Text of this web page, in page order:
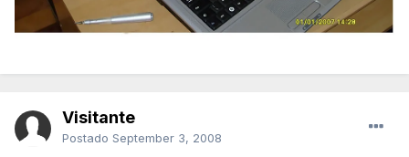
Visitante
Postado September 3, 2008